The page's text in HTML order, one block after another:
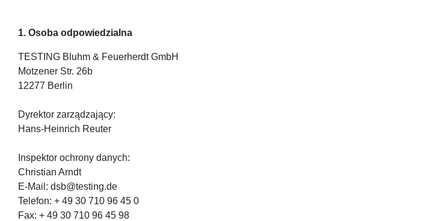
1. Osoba odpowiedzialna
TESTING Bluhm & Feuerherdt GmbH
Motzener Str. 26b
12277 Berlin
Dyrektor zarządzający:
Hans-Heinrich Reuter
Inspektor ochrony danych:
Christian Arndt
E-Mail: dsb@testing.de
Telefon: + 49 30 710 96 45 0
Fax: + 49 30 710 96 45 98